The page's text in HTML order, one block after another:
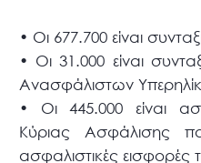
• Οι 677.700 είναι
• Οι 31.000 είναι
Ανασφάλιστων
•
Οι 445.000 είναι
Κύριας Ασφάλισης
ασφαλιστικές εισφορές